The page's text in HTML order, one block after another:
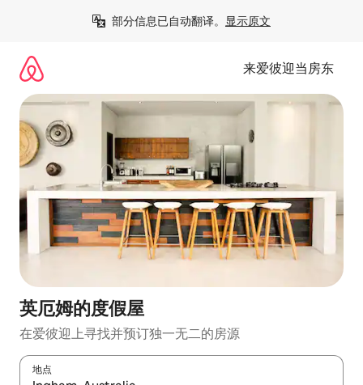
部分信息已自动翻译。 显示原文
来爱彼迎当房东
英厄姆的度假屋
在爱彼迎上寻找并预订独一无二的房源
地点